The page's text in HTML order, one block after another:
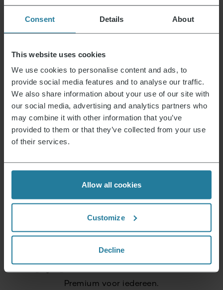
Consent Details About
This website uses cookies
We use cookies to personalise content and ads, to
provide social media features and to analyse our traffic.
We also share information about your use of our site with
our social media, advertising and analytics partners who
may combine it with other information that you’ve
provided to them or that they’ve collected from your use
of their services.
Allow all cookies
Customize
Decline
blokjes. Meng de peterseliepuree, knoflook-
en sjalotblokjes, citroenrasp en -sap,
op smaak met zout en peper.
Snijd de ciabatta diagonaal in plakken en
vis met knoflooksaus bij de gegrilde
ciabatta.
Passend bij het
thema. Nu
winkelen
Daar staan wij voor.
Premium voor iedereen.